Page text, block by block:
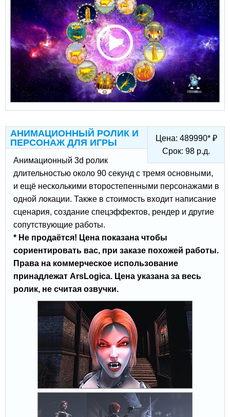
Цена: 489990* ₽
Срок: 98 р.д.
АНИМАЦИОННЫЙ РОЛИК И
ПЕРСОНАЖ ДЛЯ ИГРЫ
Анимационный 3d ролик
длительностью около 90 секунд с тремя основными,
и ещё несколькими второстепенными персонажами в
одной локации. Также в стоимость входит написание
сценария, создание спецэффектов, рендер и другие
сопутствующие работы.
* Не продаётся! Цена показана чтобы
сориентировать вас, при заказе похожей работы.
Права на коммерческое использование
принадлежат ArsLogica. Цена указана за весь
ролик, не считая озвучки.